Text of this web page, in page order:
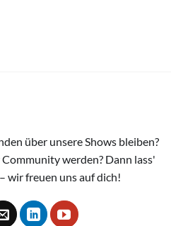
über unsere Shows bleiben?
werden? Dann lass'
wir freuen uns auf dich!